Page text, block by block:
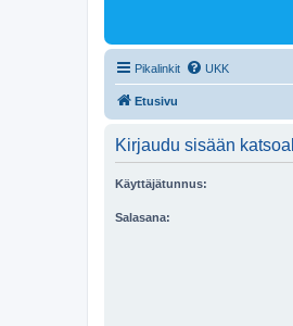
Pikalinkit UKK
Etusivu
Kirjaudu sisään
Käyttäjätunnus:
Salasana: